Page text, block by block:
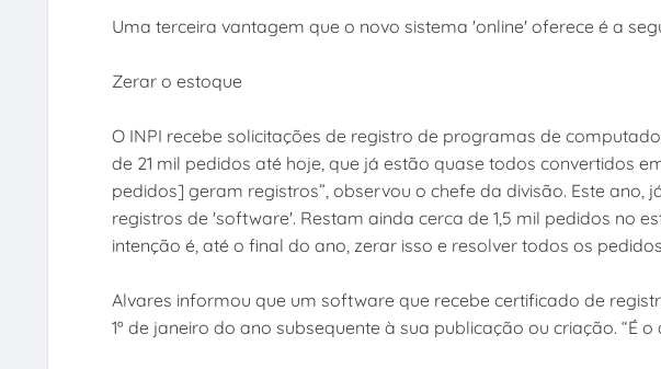
Uma terceira vantagem que o novo sistema 'online' oferece é a
Zerar o estoque
O INPI recebe solicitações de registro de programas de
de 21 mil pedidos até hoje, que já estão quase todos convertidos
pedidos] geram registros”, observou o chefe da divisão. Este ano,
registros de 'software'. Restam ainda cerca de 1,5 mil pedidos no
intenção é, até o final do ano, zerar isso e resolver todos os
Alvares informou que um software que recebe certificado de
1º de janeiro do ano subsequente à sua publicação ou criação. “É o